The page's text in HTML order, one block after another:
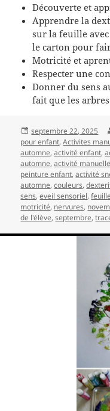
Découverte et
Apprendre la
sur la feuille
le carton pour
Motricité et
Respecter une
Donner du sens
fait que les
Publié
le
septembre 22, 2025
pour enfant,Activites
automne,activité enfant,
automne,activité
peinture enfant,activité
automne,couleurs,
sens,eveil sensoriel,
motricité, nervures,
de l'élève,septembre,